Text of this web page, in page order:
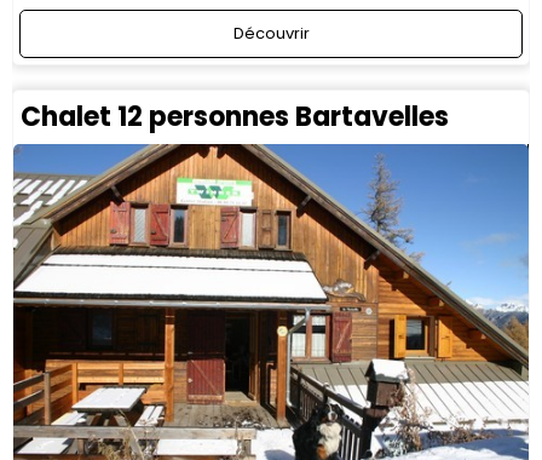
Découvrir
Chalet 12 personnes Bartavelles